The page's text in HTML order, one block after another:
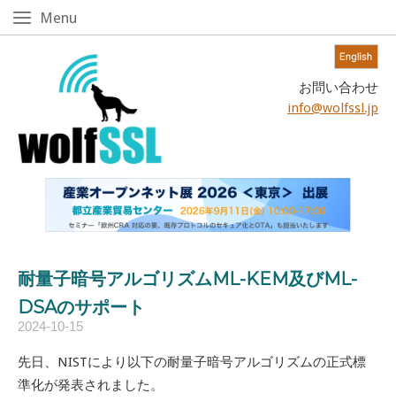
Skip
お問い合わせ
info@wolfssl.jp
Menu
耐量子暗号アルゴリズムML-KEM及びML-
DSAのサポート
2024-10-15
先日、NISTにより以下の耐量子暗号アルゴリズムの正式標
準化が発表されました。